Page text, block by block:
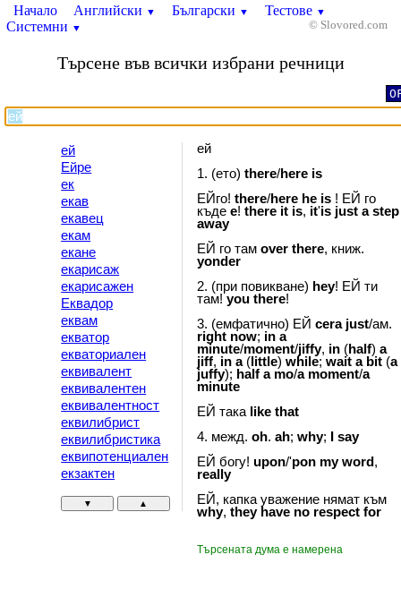
Начало Английски ▼ Български ▼ Тестове ▼
Системни ▼ © Slovored.com
Търсене във всички избрани речници
ей
Ейре
ек
екав
екавец
екам
екане
екарисаж
екарисажен
Еквадор
еквам
екватор
екваториален
еквивалент
еквивалентен
еквивалентност
еквилибрист
еквилибристика
еквипотенциален
екзактен
▼ ▲
ей
1. (ето)there/here is
ЕЙго!there/here he is ! ЕЙ го
къдеe!there it is, it'is just a step
away
ЕЙ го тамover there, книж.
yonder
2. (при повикване) hey! ЕЙ ти
там!you there!
3. (емфатично) ЕЙcera just/ам.
right now; in a
minute/moment/jiffy, in (half)a
jiff, in a( little)while;wait a bit (a
juffy); half a mo/a moment/a
minute
ЕЙ така like that
4. межд.oh.ah;why;
say
ЕЙ богу! upon/'pon my word,
really
ЕЙ, капка уважение нямат към
why,they have no respect for
Търсената дума е намерена